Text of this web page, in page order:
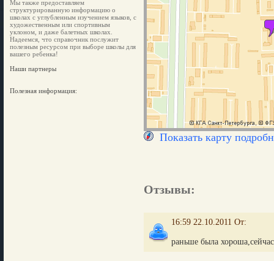
Мы также предоставляем
структурированную информацию о
школах с углубленным изучением языков, с
художественным или спортивным
уклоном, и даже балетных школах.
Надеемся, что справочник послужит
полезным ресурсом при выборе школы для
вашего ребенка!
Наши партнеры
Полезная информация:
Показать карту
Отзывы:
16:59 22.10.2011 От:
раньше была